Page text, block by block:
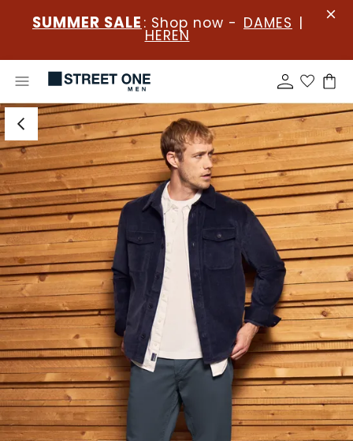
SUMMER SALE : Shop now - DAMES |
HEREN